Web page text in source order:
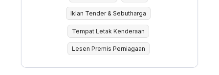
Iklan Tender & Sebutharga
Tempat Letak Kenderaan
Lesen Premis Perniagaan